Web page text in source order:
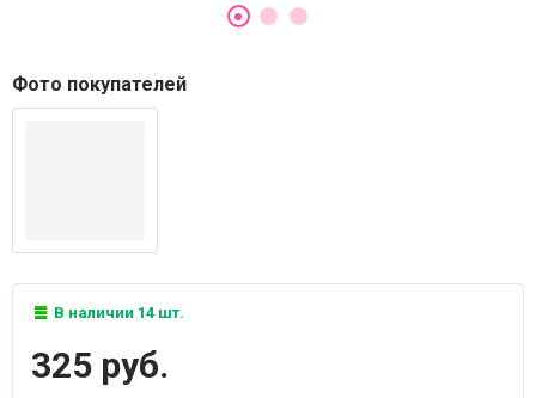
Фото покупателей
В наличии 14 шт.
325 руб.